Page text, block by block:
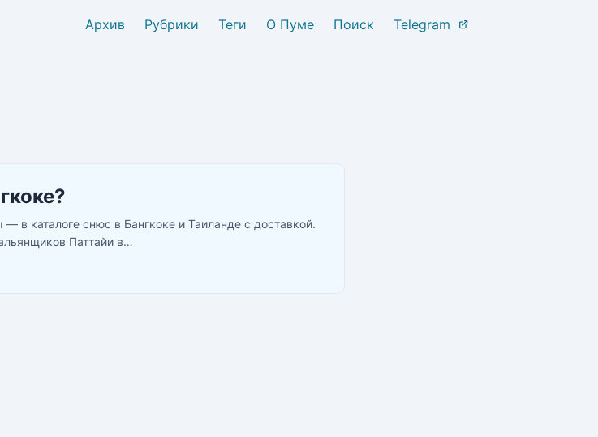
Архив Рубрики Теги О Пуме Поиск Telegram
в каталоге снюс в Бангкоке и Таиланде с доставкой.
Паттайи в
У нас вы можете купить снюс с доставкой в